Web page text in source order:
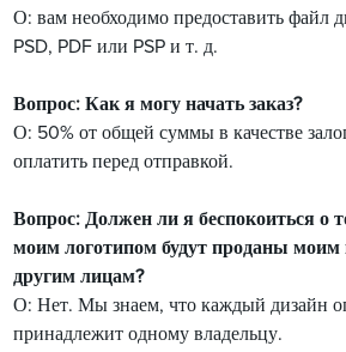
О: вам необходимо предоставить файл
PSD, PDF или PSP и т. д.
Вопрос: Как я могу начать заказ?
О: 50% от общей суммы в качестве
оплатить перед отправкой.
Вопрос: Должен ли я беспокоиться о
моим логотипом будут проданы моим
другим лицам?
О: Нет. Мы знаем, что каждый дизайн
принадлежит одному владельцу.